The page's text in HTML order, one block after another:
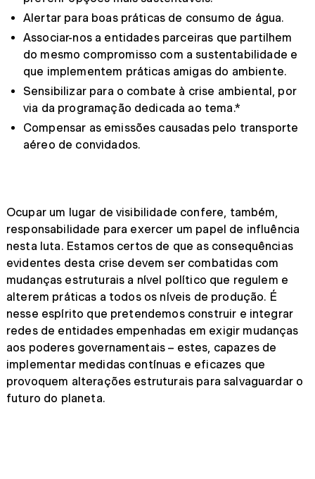
Alertar para boas práticas de consumo de água.
Associar-nos a entidades parceiras que partilhem
do mesmo compromisso com a sustentabilidade e
que implementem práticas amigas do ambiente.
Sensibilizar para o combate à crise ambiental, por
via da programação dedicada ao tema.*
Compensar as emissões causadas pelo transporte
aéreo de convidados.
Ocupar um lugar de visibilidade confere, também,
responsabilidade para exercer um papel de influência
nesta luta. Estamos certos de que as consequências
evidentes desta crise devem ser combatidas com
mudanças estruturais a nível político que regulem e
alterem práticas a todos os níveis de produção. É
nesse espírito que pretendemos construir e integrar
redes de entidades empenhadas em exigir mudanças
aos poderes governamentais – estes, capazes de
implementar medidas contínuas e eficazes que
provoquem alterações estruturais para salvaguardar o
futuro do planeta.